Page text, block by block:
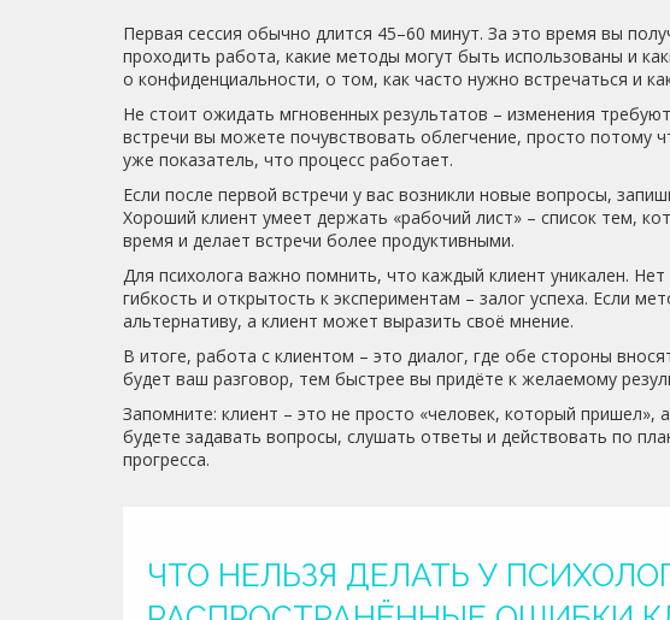
Первая сессия обычно длится 45–60 минут. За это время вы
проходить работа, какие методы могут быть использованы и
о конфиденциальности, о том, как часто нужно встречаться и
Не стоит ожидать мгновенных результатов – изменения
встречи вы можете почувствовать облегчение, просто потому
уже показатель, что процесс работает.
Если после первой встречи у вас возникли новые вопросы,
Хороший клиент умеет держать «рабочий лист» – список тем,
время и делает встречи более продуктивными.
Для психолога важно помнить, что каждый клиент уникален.
гибкость и открытость к экспериментам – залог успеха. Если
альтернативу, а клиент может выразить своё мнение.
В итоге, работа с клиентом – это диалог, где обе стороны
будет ваш разговор, тем быстрее вы придёте к желаемому
Запомните: клиент – это не просто «человек, который пришел»,
будете задавать вопросы, слушать ответы и действовать по
прогресса.
ЧТО НЕЛЬЗЯ ДЕЛАТЬ У